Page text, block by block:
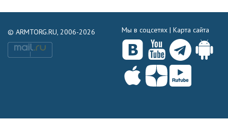
© ARMTORG.RU, 2006-2026 Мы в соцсетях | Карта сайта